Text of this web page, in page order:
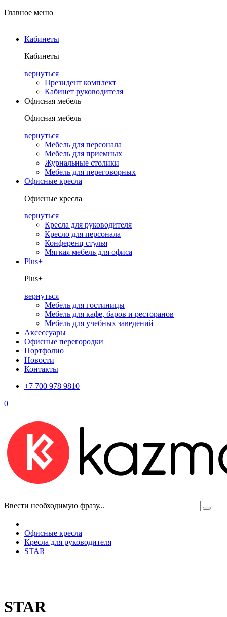
Главное меню
Кабинеты
Кабинеты
вернуться
Президент комплект
Кабинет руководителя
Офисная мебель
Офисная мебель
вернуться
Мебель для персонала
Мебель для приемных
Журнальные столики
Мебель для переговорных
Офисные кресла
Офисные кресла
вернуться
Кресла для руководителя
Кресло для персонала
Конференц стулья
Мягкая мебель для офиса
Plus+
Plus+
вернуться
Мебель для гостиницы
Мебель для кафе, баров и ресторанов
Мебель для учебных заведений
Аксессуары
Офисные перегородки
Портфолио
Новости
Контакты
+7 700 978 9810
0
Ввести необходимую фразу...
Офисные кресла
Кресла для руководителя
STAR
STAR